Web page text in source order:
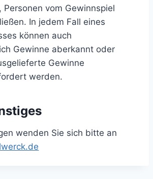
Personen vom Gewinnspiel
In jedem Fall eines
können auch
Gewinne aberkannt oder
Gewinne
werden.
wenden Sie sich bitte an